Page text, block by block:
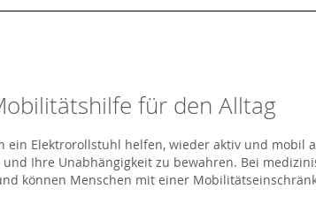
für den Alltag
Elektrorollstuhl helfen, wieder aktiv und
Ihre Unabhängigkeit zu bewahren. Bei
können Menschen mit einer